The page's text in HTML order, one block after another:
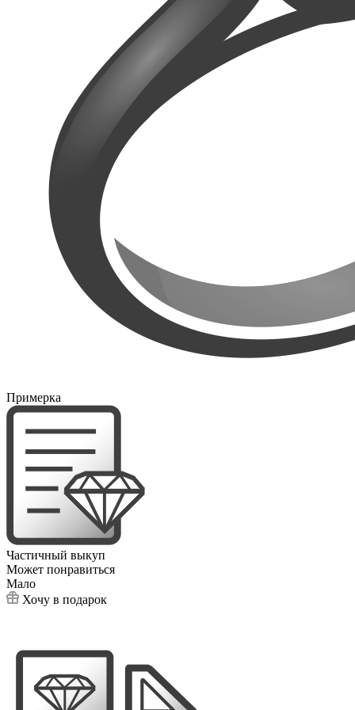
Примерка
Частичный выкуп
Может понравиться
Мало
Хочу в подарок